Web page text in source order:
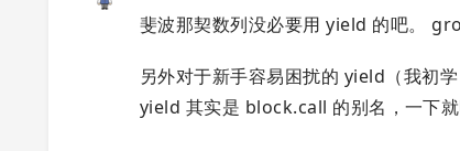
斐波那契数列没必要用 yield 的吧。
另外对于新手容易困扰的 yield（我初
yield 其实是 block.call 的别名，一下